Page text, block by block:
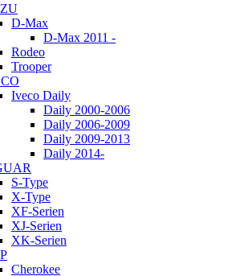
D-Max
D-Max 2011 -
Rodeo
Trooper
Iveco Daily
Daily 2000-2006
Daily 2006-2009
Daily 2009-2013
Daily 2014-
S-Type
X-Type
XF-Serien
XJ-Serien
XK-Serien
Cherokee